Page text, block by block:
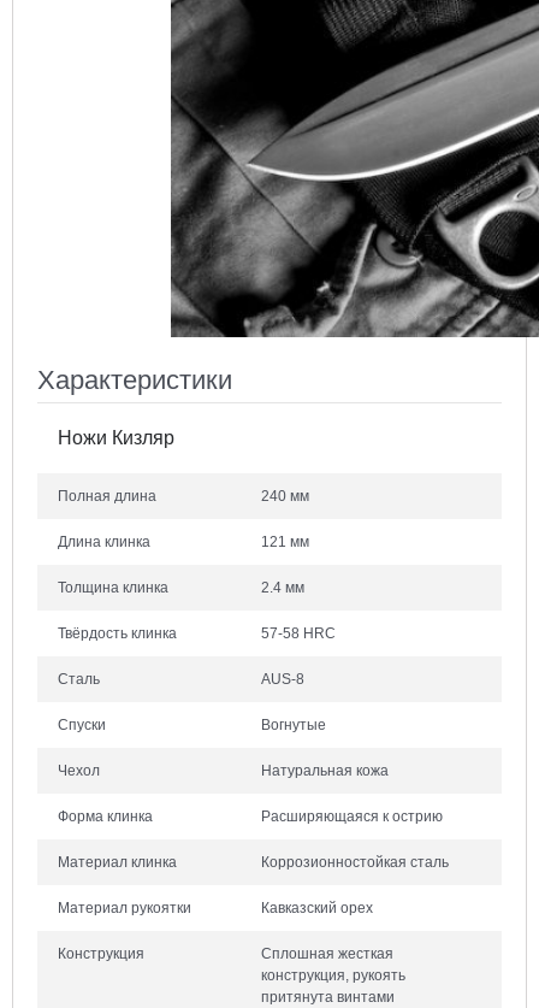
Характеристики
Ножи Кизляр
Полная длина 240 мм
Длина клинка 121 мм
Толщина клинка 2.4 мм
Твёрдость клинка 57-58 HRC
Сталь AUS-8
Спуски Вогнутые
Чехол Натуральная кожа
Форма клинка Расширяющаяся к острию
Материал клинка Коррозионностойкая сталь
Материал рукоятки Кавказский орех
Конструкция
Сплошная жесткая
конструкция, рукоять
притянута винтами